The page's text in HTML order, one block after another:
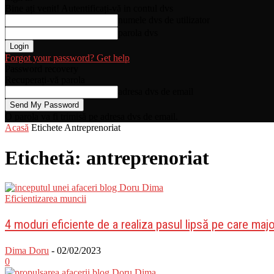
Forgot your password? Get help
Acasă Etichete Antreprenoriat
Etichetă: antreprenoriat
Eficientizarea muncii
4 moduri eficiente de a realiza pasul lipsă pe care
Dima Doru - 02/02/2023
0